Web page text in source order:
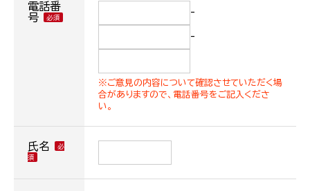
電話番
号
-
-
※ご意見の内容について確認させていただく場
合がありますので、電話番号をご記入くださ
い。
氏名